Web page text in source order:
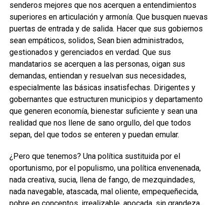
senderos mejores que nos acerquen a entendimientos
superiores en articulación y armonía. Que busquen nuevas
puertas de entrada y de salida. Hacer que sus gobiernos
sean empáticos, solidos, Sean bien administrados,
gestionados y gerenciados en verdad. Que sus
mandatarios se acerquen a las personas, oigan sus
demandas, entiendan y resuelvan sus necesidades,
especialmente las básicas insatisfechas. Dirigentes y
gobernantes que estructuren municipios y departamento
que generen economía, bienestar suficiente y sean una
realidad que nos llene de sano orgullo, del que todos
sepan, del que todos se enteren y puedan emular.
¿Pero que tenemos? Una política sustituida por el
oportunismo, por el populismo, una política envenenada,
nada creativa, sucia, llena de fango, de mezquindades,
nada navegable, atascada, mal oliente, empequeñecida,